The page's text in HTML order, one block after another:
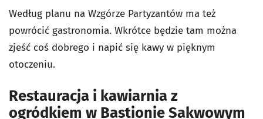
Według planu na Wzgórze Partyzantów ma też
powrócić gastronomia. Wkrótce będzie tam można
zjeść coś dobrego i napić się kawy w pięknym
otoczeniu.
Restauracja i kawiarnia z
ogródkiem w Bastionie Sakwowym